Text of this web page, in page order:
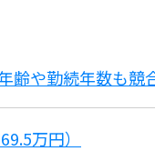
齢や勤続年数も競
万円）